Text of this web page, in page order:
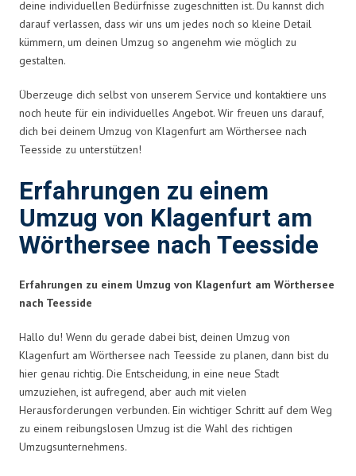
deine individuellen Bedürfnisse zugeschnitten ist. Du kannst dich
darauf verlassen, dass wir uns um jedes noch so kleine Detail
kümmern, um deinen Umzug so angenehm wie möglich zu
gestalten.
Überzeuge dich selbst von unserem Service und kontaktiere uns
noch heute für ein individuelles Angebot. Wir freuen uns darauf,
dich bei deinem Umzug von Klagenfurt am Wörthersee nach
Teesside zu unterstützen!
Erfahrungen zu einem
Umzug von Klagenfurt am
Wörthersee nach Teesside
Erfahrungen zu einem Umzug von Klagenfurt am Wörthersee
nach Teesside
Hallo du! Wenn du gerade dabei bist, deinen Umzug von
Klagenfurt am Wörthersee nach Teesside zu planen, dann bist du
hier genau richtig. Die Entscheidung, in eine neue Stadt
umzuziehen, ist aufregend, aber auch mit vielen
Herausforderungen verbunden. Ein wichtiger Schritt auf dem Weg
zu einem reibungslosen Umzug ist die Wahl des richtigen
Umzugsunternehmens.